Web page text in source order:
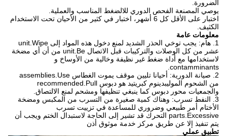
الضرورة.
يوصي المصنعة الفحص الدوري للالضغط المناسب والعملية.
اختبار على الأقل كل 6 أشهر، اختبار في كثير من الأحيان تحت الاستخدام
الكثيف.
معلومات عامة
1. هام: يجب توخي الحذر الشديد لمنع دخول هذه المواد إلى unit.Wipe
عشر من كل الوصلات والتركيبات قبل الاتصال unit.Be من أن أي مضخة
لاستخدامها مع أداة ضغط غير نظيفة وخالية من الأوساخ و
contamminants.
2. صيانة الدورية: أحيانا تليين موقف يموت الغطاس assemblies.Use
من الشحوم الموليبدينوم كبريتيد هو دبوس recommended.Pull
والجمعيات محور دبوس كما ينبغي تنظيفها ومشحم لمنع الالتصاق.
3. النفط تسرب: وهناك كمية صغيرة من التسرب من المكبس ومضخة
الأختام أمر طبيعي وضروري للمساعدة في تزييت تسرب
parts.Excessive التحرك قد تشير إلى الحاجة لاستبدال الختم ويجب أن
يتم تنفيذ إلا عن طريق مركز خدمة موثوق أذن
تطبيق عملي